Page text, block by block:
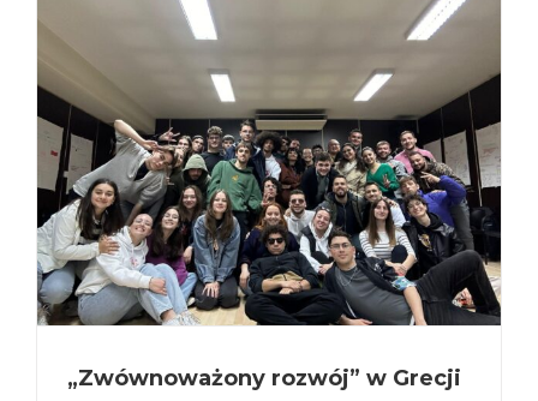
„Zwównoważony rozwój” w Grecji